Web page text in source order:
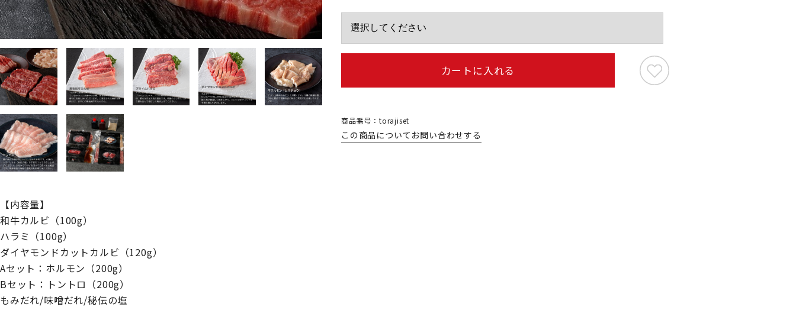
カートに入れる
商品番号：torajiset
この商品についてお問い合わせする
【内容量】
和牛カルビ（100g）
ハラミ（100g）
ダイヤモンドカットカルビ（120g）
Aセット：ホルモン（200g）
Bセット：トントロ（200g）
もみだれ/味噌だれ/秘伝の塩